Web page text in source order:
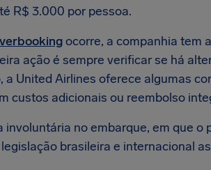
R$ 3.000 por pessoa.
ocorre, a companhia tem
ação é sempre verificar se há
a United Airlines oferece algumas
custos adicionais ou reembolso
involuntária no embarque, em que
brasileira e internacional